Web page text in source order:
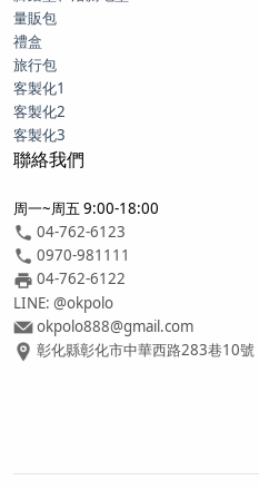
量販包
禮盒
旅行包
客製化1
客製化2
客製化3
聯絡我們
周一~周五 9:00-18:00
04-762-6123
0970-981111
04-762-6122
LINE: @okpolo
okpolo888@gmail.com
彰化縣彰化市中華西路283巷10號